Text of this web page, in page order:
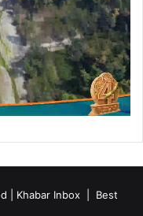
| Khabar Inbox | Best